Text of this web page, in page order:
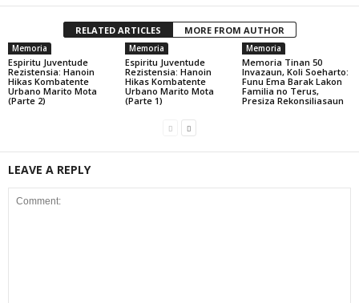
RELATED ARTICLES MORE FROM AUTHOR
Memoria
Espiritu Juventude
Rezistensia: Hanoin
Hikas Kombatente
Urbano Marito Mota
(Parte 2)
Memoria
Espiritu Juventude
Rezistensia: Hanoin
Hikas Kombatente
Urbano Marito Mota
(Parte 1)
Memoria
Memoria Tinan 50
Invazaun, Koli Soeharto:
Funu Ema Barak Lakon
Familia no Terus,
Presiza Rekonsiliasaun
LEAVE A REPLY